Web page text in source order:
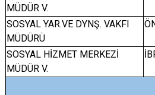
MÜDÜR V.
SOSYAL YAR.VE DYNŞ. VAKFI
MÜDÜRÜ
SOSYAL HİZMET MERKEZİ
MÜDÜR V.